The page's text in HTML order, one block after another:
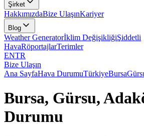
Şirket
HakkımızdaBize UlaşınKariyer
Blog
Weather Generatorİklim DeğişikliğiŞiddetli
HavaRöportajlarTerimler
ENTR
Bize Ulaşın
Ana SayfaHava DurumuTürkiyeBursa
Bursa, Gürsu,
Durumu